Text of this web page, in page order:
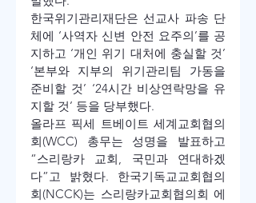
한국위기관리재단은 선교사 파송 단
체에 ‘사역자 신변 안전 요주의’를 공
지하고 ‘개인 위기 대처에 충실할 것’
‘본부와 지부의 위기관리팀 가동을
준비할 것’ ‘24시간 비상연락망을 유
지할 것’ 등을 당부했다.
올라프 픽세 트베이트 세계교회협의
회(WCC) 총무는 성명을 발표하고
“스리랑카 교회, 국민과 연대하겠
다”고 밝혔다. 한국기독교교회협의
회(NCCK)는 스리랑카교회협의회 에